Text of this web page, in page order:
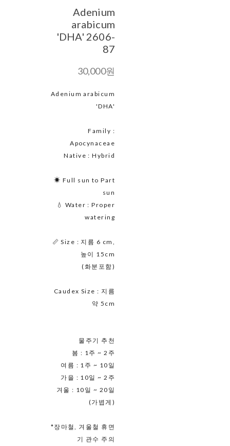
Adenium
arabicum
'DHA' 2606-
87
30,000원
Adenium arabicum
'DHA'
Family :
Apocynaceae
Native : Hybrid
☀ Full sun to Part
sun
💧 Water : Proper
watering
📏 Size : 지름 6 cm,
높이 15cm
(화분포함)
Caudex Size : 지름
약 5cm
물주기 추천
봄 : 1주 ~ 2주
여름 : 1주 ~ 10일
가을 : 10일 ~ 2주
겨울 : 10일 ~ 20일
(가볍게)
*장마철, 겨울철 휴면
기 관수 주의